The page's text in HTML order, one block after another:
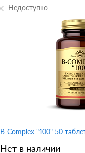
B-Complex "100" 50
Нет в наличии
Недоступно